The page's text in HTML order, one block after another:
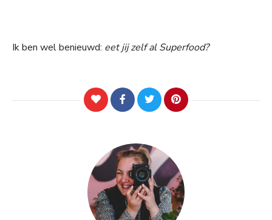
Ik ben wel benieuwd: eet jij zelf al Superfood?